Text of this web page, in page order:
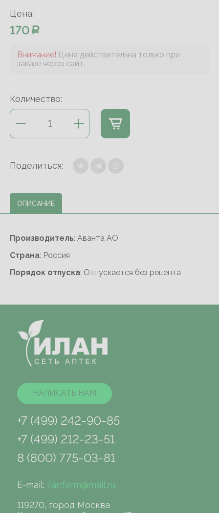
Цена:
170
Внимание! Цена действительна только при
заказе через сайт.
Количество:
Поделиться:
ОПИСАНИЕ
Производитель: Аванта АО
Cтрана: Россия
Порядок отпуска: Отпускается без рецепта
НАПИСАТЬ НАМ
+7 (499) 242-90-85
+7 (499) 212-23-51
8 (800) 775-03-81
E-mail: ilanfarm@mail.ru
119270, город Москва